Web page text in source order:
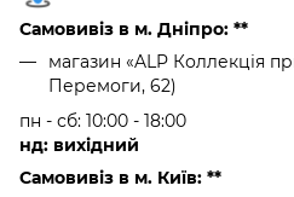
Самовивіз в м. Дніпро: **
магазин «ALP Коллекція
Перемоги, 62)
пн - сб: 10:00 - 18:00
нд: вихідний
Самовивіз в м. Київ: **